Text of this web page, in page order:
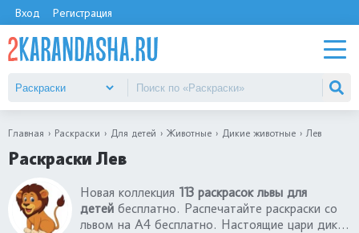
Вход Регистрация
Главная Раскраски Для детей Животные Дикие животные Лев
Раскраски Лев
Новая коллекция 113 раскрасок львы для
детей бесплатно. Распечатайте раскраски со
львом на А4 бесплатно. Настоящие цари дикой